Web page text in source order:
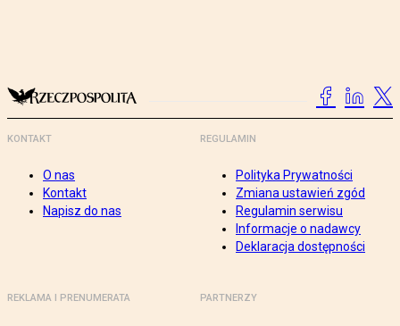
KONTAKT
O nas
Kontakt
Napisz do nas
REGULAMIN
Polityka Prywatności
Zmiana ustawień zgód
Regulamin serwisu
Informacje o nadawcy
Deklaracja dostępności
REKLAMA I PRENUMERATA PARTNERZY